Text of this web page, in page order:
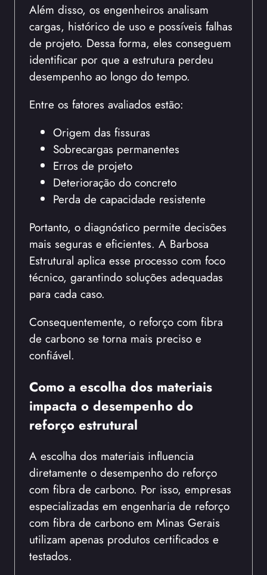
Além disso, os engenheiros analisam
cargas, histórico de uso e possíveis falhas
de projeto. Dessa forma, eles conseguem
identificar por que a estrutura perdeu
desempenho ao longo do tempo.
Entre os fatores avaliados estão:
Origem das fissuras
Sobrecargas permanentes
Erros de projeto
Deterioração do concreto
Perda de capacidade resistente
Portanto, o diagnóstico permite decisões
mais seguras e eficientes. A Barbosa
Estrutural aplica esse processo com foco
técnico, garantindo soluções adequadas
para cada caso.
Consequentemente, o reforço com fibra
de carbono se torna mais preciso e
confiável.
Como a escolha dos materiais
impacta o desempenho do
reforço estrutural
A escolha dos materiais influencia
diretamente o desempenho do reforço
com fibra de carbono. Por isso, empresas
especializadas em engenharia de reforço
com fibra de carbono em Minas Gerais
utilizam apenas produtos certificados e
testados.